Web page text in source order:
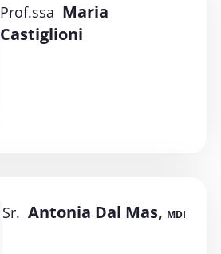
Prof.ssa Maria
Castiglioni
Sr. Antonia Dal Mas, MDI